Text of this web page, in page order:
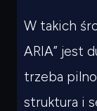
W takich
ARIA” jest
trzeba
struktura i